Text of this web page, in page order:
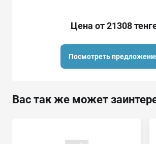
Цена от 21308
Посмотреть
Вас так же может